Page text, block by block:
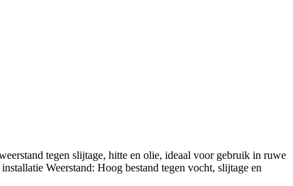
tegen slijtage, hitte en olie, ideaal voor gebruik in ruwe
Weerstand: Hoog bestand tegen vocht, slijtage en